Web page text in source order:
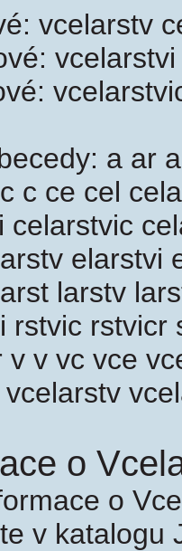
vcelarstv
a ar
c ce cel
celarstvic
elarstvi
larstv
rstvic rstvicr
v v vc vce
o
o
v katalogu